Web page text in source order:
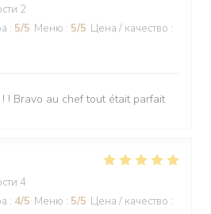
2
: 5/5 Меню : 5/5 Цена / качество :
! Bravo au chef tout était parfait
4
: 4/5 Меню : 5/5 Цена / качество :